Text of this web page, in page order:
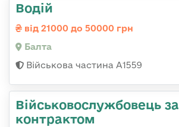
Водій
від 21000 до 50000 грн
Балта
Військова частина А1559
Військовослужбовець за
контрактом